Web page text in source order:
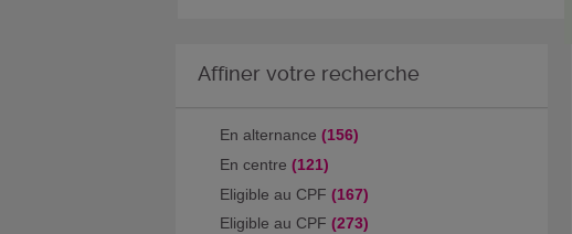
Affiner votre recherche
En alternance (156)
En centre (121)
Eligible au CPF (167)
Eligible au CPF (273)